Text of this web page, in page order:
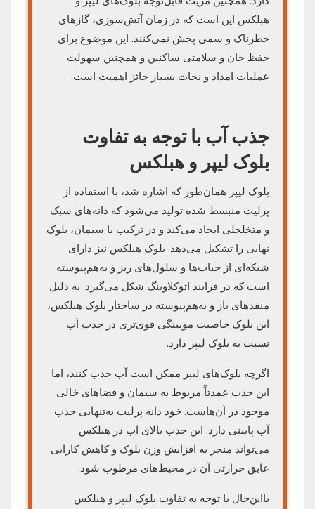
هبلکس این است که در زمان آتش‌سوزی، گازهای
خطرناک و سمی پخش نمی‌کنند. این موضوع برای
حفظ جان و سلامتی ساکنین و همچنین سهولت
عملیات امداد و نجات بسیار حائز اهمیت است.
جذب آب با توجه به تفاوت
بلوک لیپر و هبلکس
بلوک لیپر همان‌طور که اشاره شد، با استفاده از
پرلیت منبسط شده تولید می‌شود که دانه‌های سبک
و متخلخلی ایجاد می‌کند و در ترکیب با سیمان، بلوک
نهایی را تشکیل می‌دهد. بلوک هبلکس نیز دارای
شبکه‌ای از حباب‌ها و سلول‌های ریز و به‌هم‌پیوسته
است که در فرایند اتوکلاوینگ شکل می‌گیرد. به دلیل
منفذهای باز و به‌هم‌پیوسته در ساختار بلوک هبلکس،
این بلوک خاصیت مویینگی قوی‌تری در جذب آب
نسبت به بلوک لیپر دارد.
اگرچه بلوک‌های لیپر ممکن است آب جذب کنند، اما
این جذب عمدتاً مربوط به سیمان و فضاهای خالی
موجود در آن‌هاست. خود دانه پرلیت به‌تنهایی جذب
آب پایینی دارد. این جذب بالای آب در هبلکس
می‌تواند منجر به افزایش وزن بلوک و کاهش کارایی
عایق حرارتی آن در محیط‌های مرطوب شود.
بااین‌حال با توجه به تفاوت بلوک لیپر و هبلکس